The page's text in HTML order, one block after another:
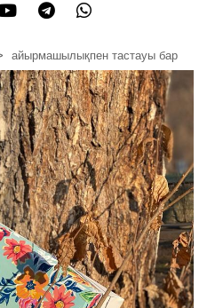
айырмашылықпен тастауы бар